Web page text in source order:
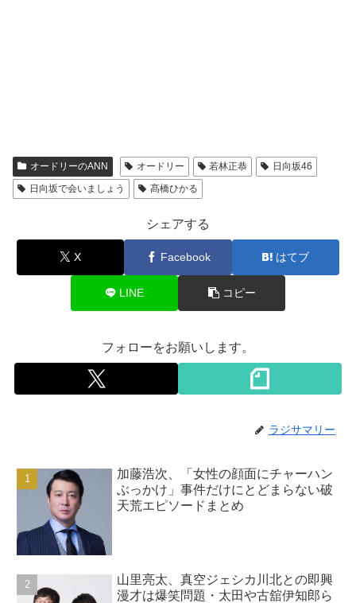
オードリーのANN オードリー 若林正恭
日向坂46
日向坂で会いましょう
髙橋ひかる
シェアする
X Facebook はてブ
LINE コピー
フォローをお願いします。
ラジサマリー
加藤浩次、「女性の顔面にチャーハン
ぶっかけ」事件だけにとどまらない破
天荒エピソードまとめ
山里亮太、真空ジェシカ川北との即興
漫才は爆笑問題・太田や古舘伊知郎ら